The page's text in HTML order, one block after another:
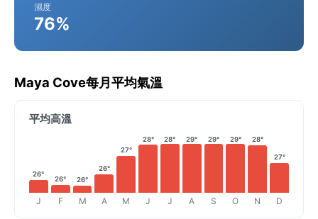
濕度
76%
Maya Cove每月平均氣溫
平均高溫
26°
J
26°
F
26°
M
26°
A
27°
M
28°
J
28°
J
29°
A
29°
S
29°
O
28°
N
27°
D